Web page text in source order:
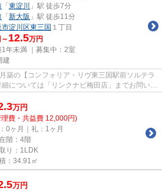
「 東淀川
」駅 徒歩7分
「 新大阪 」駅 徒歩11分
市淀川区東三国 １丁目
12.5万円
年未満 ｜募集中： 2室
建
築の【コンフォリア・リヴ東三国駅前ソルテラ
については「リンクナビ梅田店」までお問い合
万円
費・共益費 12,000円)
0ヶ月｜礼：1ヶ月
階：4階
り：1LDK
：34.91㎡
万円